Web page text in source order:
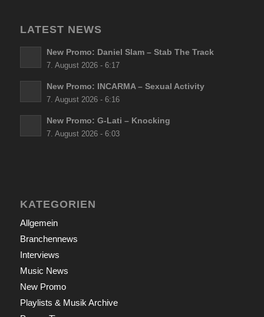
LATEST NEWS
New Promo: Daniel Slam – Stab The Track
7. August 2026 - 6:17
New Promo: INCARMA – Sexual Activity
7. August 2026 - 6:16
New Promo: G-Lati – Knocking
7. August 2026 - 6:03
KATEGORIEN
Allgemein
Branchennews
Interviews
Music News
New Promo
Playlists & Musik Archive